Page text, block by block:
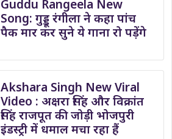
Guddu Rangeela New
Song: गुड्डू रंगीला ने कहा पांच
पैक मार कर सुने ये गाना रो पड़ेंगे
Akshara Singh New Viral
Video : अक्षरा सिंह और विक्रांत
सिंह राजपूत की जोड़ी भोजपुरी
इंडस्ट्री में धमाल मचा रहा हैं